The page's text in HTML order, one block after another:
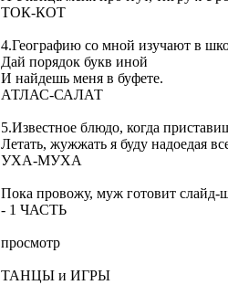
ТОК-КОТ
4.Географию со мной изучают в
Дай порядок букв иной
И найдешь меня в буфете.
АТЛАС-САЛАТ
5.Известное блюдо, когда
Летать, жужжать я буду надоедая
УХА-МУХА
Пока провожу, муж готовит слайд-
- 1 ЧАСТЬ
просмотр
ТАНЦЫ и ИГРЫ